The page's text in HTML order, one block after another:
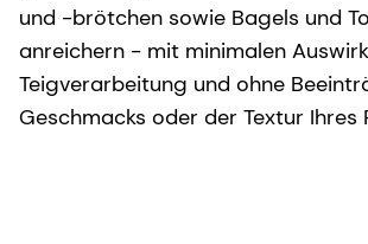
und -brötchen sowie Bagels und
anreichern - mit minimalen
Teigverarbeitung und ohne
Geschmacks oder der Textur Ihres